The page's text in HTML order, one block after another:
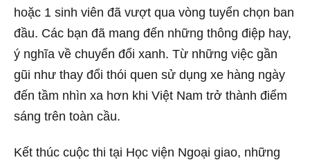
hoặc 1 sinh viên đã vượt qua vòng tuyển chọn ban
đầu. Các bạn đã mang đến những thông điệp hay,
ý nghĩa về chuyển đổi xanh. Từ những việc gần
gũi như thay đổi thói quen sử dụng xe hàng ngày
đến tầm nhìn xa hơn khi Việt Nam trở thành điểm
sáng trên toàn cầu.
Kết thúc cuộc thi tại Học viện Ngoại giao, những